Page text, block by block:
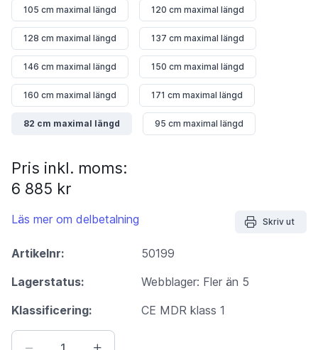
105 cm maximal längd 120 cm maximal längd
128 cm maximal längd 137 cm maximal längd
146 cm maximal längd 150 cm maximal längd
160 cm maximal längd 171 cm maximal längd
82 cm maximal längd 95 cm maximal längd
Pris inkl. moms:
6 885 kr
Läs mer om delbetalning Skriv ut
Artikelnr:
50199
Lagerstatus:
Webblager: Fler än 5
Klassificering:
CE MDR klass 1